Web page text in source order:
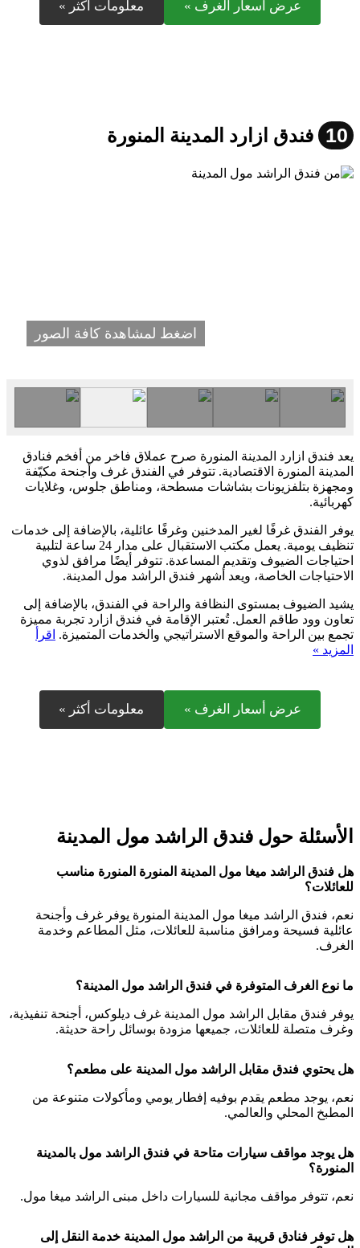
عرض أسعار الغرف » معلومات أكثر »
10 فندق ازارد المدينة المنورة
اضغط لمشاهدة كافة الصور
يعد فندق ازارد المدينة المنورة صرح عملاق فاخر من أفخم فنادق
المدينة المنورة الاقتصادية. تتوفر في الفندق غرف وأجنحة مكيّفة
ومجهزة بتلفزيونات بشاشات مسطحة، ومناطق جلوس، وغلايات
كهربائية.
يوفر الفندق غرفًا لغير المدخنين وغرفًا عائلية، بالإضافة إلى خدمات
تنظيف يومية. يعمل مكتب الاستقبال على مدار 24 ساعة لتلبية
احتياجات الضيوف وتقديم المساعدة. تتوفر أيضًا مرافق لذوي
الاحتياجات الخاصة، ويعد أشهر فندق الراشد مول المدينة.
يشيد الضيوف بمستوى النظافة والراحة في الفندق، بالإضافة إلى
تعاون وود طاقم العمل. تُعتبر الإقامة في فندق ازارد تجربة مميزة
تجمع بين الراحة والموقع الاستراتيجي والخدمات المتميزة. اقرأ
المزيد »
عرض أسعار الغرف » معلومات أكثر »
الأسئلة حول فندق الراشد مول المدينة
هل فندق الراشد ميغا مول المدينة المنورة المنورة مناسب
للعائلات؟
نعم، فندق الراشد ميغا مول المدينة المنورة يوفر غرف وأجنحة
عائلية فسيحة ومرافق مناسبة للعائلات، مثل المطاعم وخدمة
الغرف.
ما نوع الغرف المتوفرة في فندق الراشد مول المدينة؟
يوفر فندق مقابل الراشد مول المدينة غرف ديلوكس، أجنحة تنفيذية،
وغرف متصلة للعائلات، جميعها مزودة بوسائل راحة حديثة.
هل يحتوي فندق مقابل الراشد مول المدينة على مطعم؟
نعم، يوجد مطعم يقدم بوفيه إفطار يومي ومأكولات متنوعة من
المطبخ المحلي والعالمي.
هل يوجد مواقف سيارات متاحة في فندق الراشد مول بالمدينة
المنورة؟
نعم، تتوفر مواقف مجانية للسيارات داخل مبنى الراشد ميغا مول.
هل توفر فنادق قريبة من الراشد مول المدينة خدمة النقل إلى